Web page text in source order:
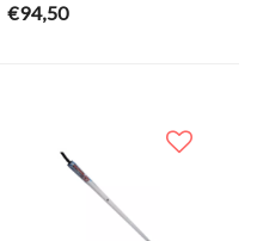
€94,50